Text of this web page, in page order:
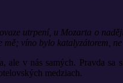
utrpení, u Mozarta o
víno bylo katalyzátorem,
v nás samých. Pravda
medziach.